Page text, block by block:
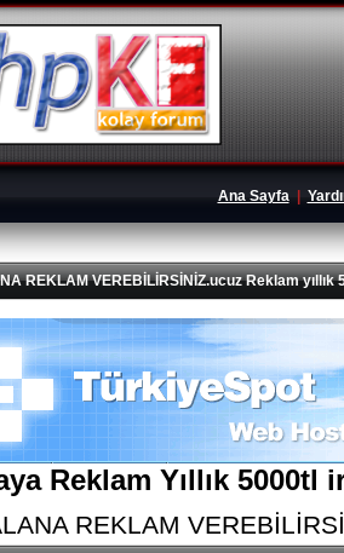
Ana Sayfa|
REKLAM VEREBİLİRSİNİZ.ucuz Reklam yıllık
Reklam Yıllık
REKLAM